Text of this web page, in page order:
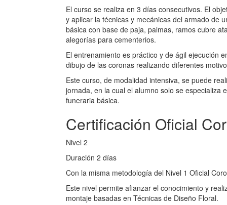
El curso se realiza en 3 días consecutivos. El
y aplicar la técnicas y mecánicas del armado de
básica con base de paja, palmas, ramos cubre
alegorías para cementerios.
El entrenamiento es práctico y de ágil ejecución
dibujo de las coronas realizando diferentes
Este curso, de modalidad intensiva, se puede
jornada, en la cual el alumno solo se especializa
funeraria básica.
Certificación Oficial
Nivel 2
Duración 2 días
Con la misma metodología del Nivel 1 Oficial
Este nivel permite afianzar el conocimiento y
montaje basadas en Técnicas de Diseño Floral.